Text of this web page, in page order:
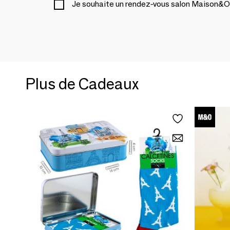
Je souhaite un rendez-vous salon
Plus de Cadeaux